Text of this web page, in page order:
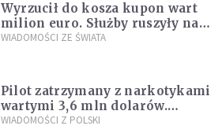
Wyrzucił do kosza kupon wart
milion euro. Służby ruszyły na
poszukiwania
WIADOMOŚCI ZE ŚWIATA
Pilot zatrzymany z narkotykami
wartymi 3,6 mln dolarów.
Śledczy podejrzewają, że latał
WIADOMOŚCI Z POLSKI